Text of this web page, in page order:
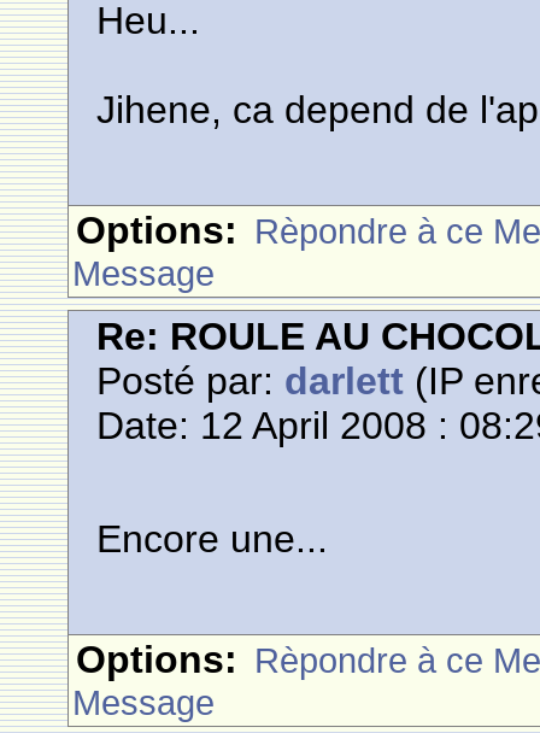
Heu...
Jihene, ca depend de
Options: Rèpondre à ce
Message
Re: ROULE AU
Posté par: darlett (IP
Date: 12 April 2008 :
Encore une...
Options: Rèpondre à ce
Message